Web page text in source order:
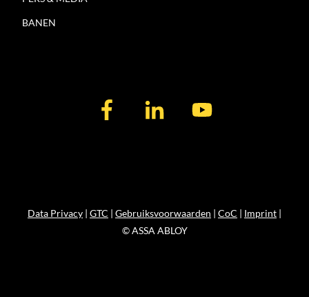
BANEN
Data Privacy | GTC | Gebruiksvoorwaarden | CoC | Imprint |
© ASSA ABLOY